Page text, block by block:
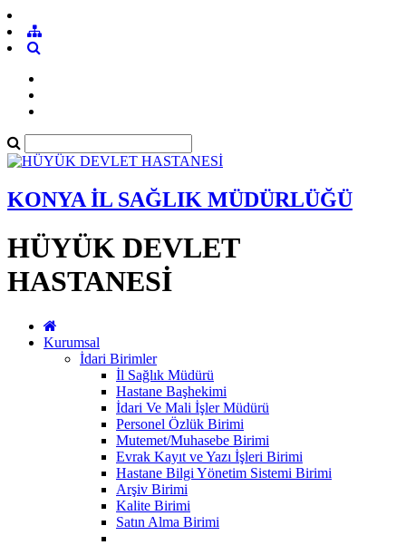
KONYA İL SAĞLIK MÜDÜRLÜĞÜ
HÜYÜK DEVLET
HASTANESİ
Kurumsal
İdari Birimler
İl Sağlık Müdürü
Hastane Başhekimi
İdari Ve Mali İşler Müdürü
Personel Özlük Birimi
Mutemet/Muhasebe Birimi
Evrak Kayıt ve Yazı İşleri Birimi
Hastane Bilgi Yönetim Sistemi Birimi
Arşiv Birimi
Kalite Birimi
Satın Alma Birimi